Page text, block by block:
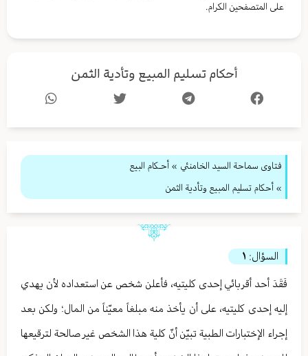
على المتصفحين الكرام.
أحكام تسليم المبيع وتأدية الثمن
فتاوى سماحة السيد الخامنئي » أحـكام البيع
» أحكام تسليم المبيع وتأدية الثمن
السؤال: ۱
فَقَدَ أحد أقربائي إحدى كليتيه، فأعلن شخص عن استعداده لأن يهدي
إليه إحدى كليتيه، على أن يأخذ منه مبلغاً معيّناً من المال؛ ولكن بعد
إجراء الإختبارات الطبية تبيّن أنّ كلية هذا الشخص غير صالحة لترقيعها